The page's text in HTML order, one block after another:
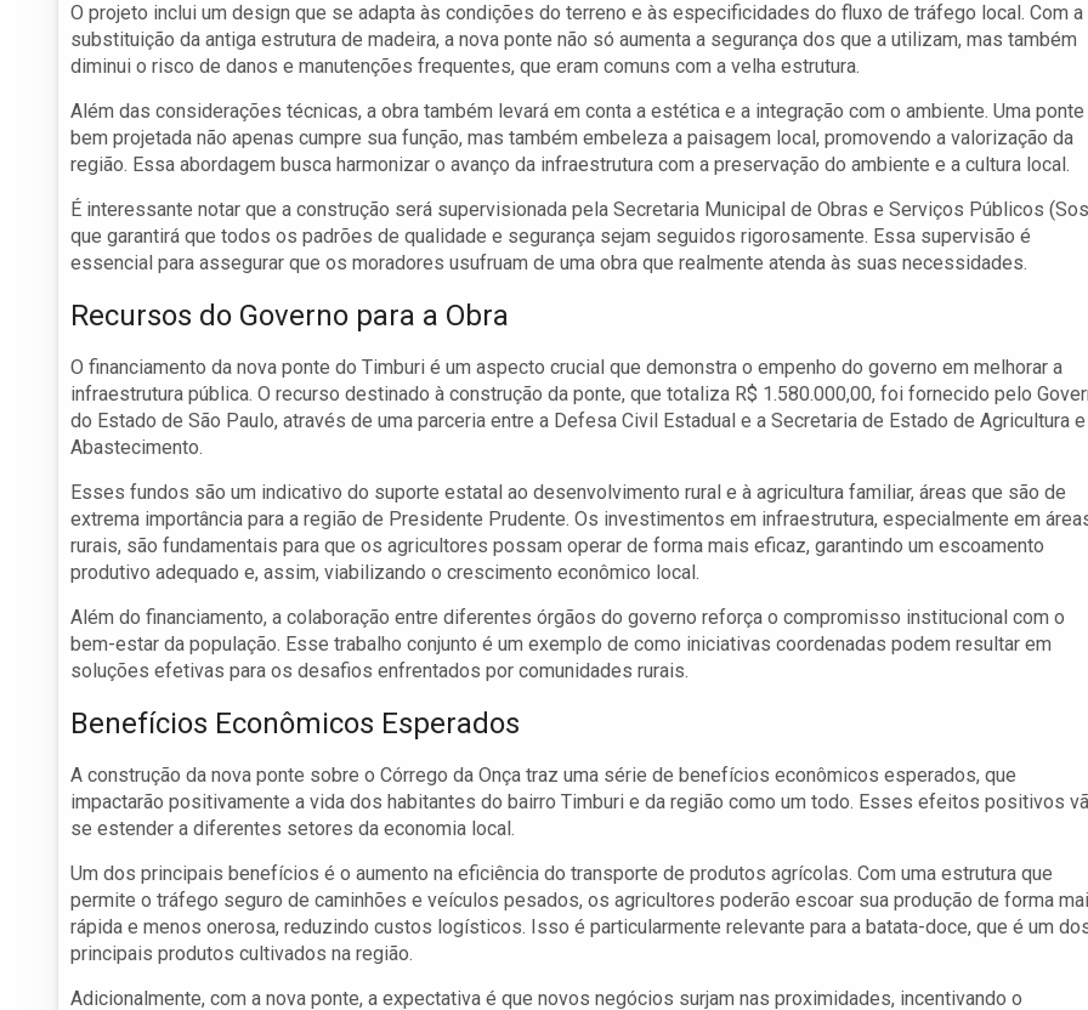
O projeto inclui um design que se adapta às condições do terreno e às especificidades do fluxo de tráfego local. Com a
substituição da antiga estrutura de madeira, a nova ponte não só aumenta a segurança dos que a utilizam, mas também
diminui o risco de danos e manutenções frequentes, que eram comuns com a velha estrutura.
Além das considerações técnicas, a obra também levará em conta a estética e a integração com o ambiente. Uma ponte
bem projetada não apenas cumpre sua função, mas também embeleza a paisagem local, promovendo a valorização da
região. Essa abordagem busca harmonizar o avanço da infraestrutura com a preservação do ambiente e a cultura local.
É interessante notar que a construção será supervisionada pela Secretaria Municipal de Obras e Serviços Públicos
que garantirá que todos os padrões de qualidade e segurança sejam seguidos rigorosamente. Essa supervisão é
essencial para assegurar que os moradores usufruam de uma obra que realmente atenda às suas necessidades.
Recursos do Governo para a Obra
O financiamento da nova ponte do Timburi é um aspecto crucial que demonstra o empenho do governo em melhorar a
infraestrutura pública. O recurso destinado à construção da ponte, que totaliza R$ 1.580.000,00, foi fornecido pelo
do Estado de São Paulo, através de uma parceria entre a Defesa Civil Estadual e a Secretaria de Estado de Agricultura e
Abastecimento.
Esses fundos são um indicativo do suporte estatal ao desenvolvimento rural e à agricultura familiar, áreas que são de
extrema importância para a região de Presidente Prudente. Os investimentos em infraestrutura, especialmente em
rurais, são fundamentais para que os agricultores possam operar de forma mais eficaz, garantindo um escoamento
produtivo adequado e, assim, viabilizando o crescimento econômico local.
Além do financiamento, a colaboração entre diferentes órgãos do governo reforça o compromisso institucional com o
bem-estar da população. Esse trabalho conjunto é um exemplo de como iniciativas coordenadas podem resultar em
soluções efetivas para os desafios enfrentados por comunidades rurais.
Benefícios Econômicos Esperados
A construção da nova ponte sobre o Córrego da Onça traz uma série de benefícios econômicos esperados, que
impactarão positivamente a vida dos habitantes do bairro Timburi e da região como um todo. Esses efeitos positivos
se estender a diferentes setores da economia local.
Um dos principais benefícios é o aumento na eficiência do transporte de produtos agrícolas. Com uma estrutura que
permite o tráfego seguro de caminhões e veículos pesados, os agricultores poderão escoar sua produção de forma
rápida e menos onerosa, reduzindo custos logísticos. Isso é particularmente relevante para a batata-doce, que é um
principais produtos cultivados na região.
Adicionalmente, com a nova ponte, a expectativa é que novos negócios surjam nas proximidades, incentivando o